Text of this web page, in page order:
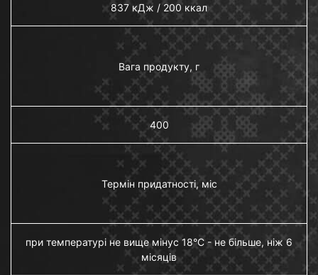
837 кДж / 200 ккал
Вага продукту, г
400
Термін придатності, міс
при температурі не вище мінус 18°C - не більше, ніж 6
місяців